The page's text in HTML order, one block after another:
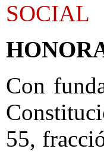
SOCIAL
Con
55,